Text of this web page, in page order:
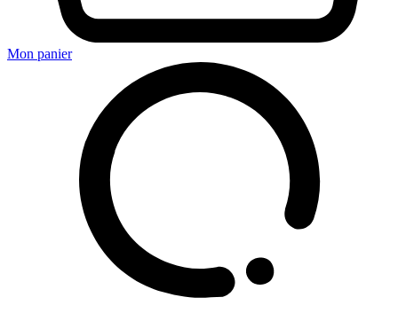
Mon panier